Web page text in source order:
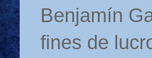
Benjamín
fines de